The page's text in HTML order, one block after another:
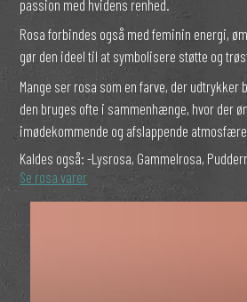
passion med hvidens renhed.
Rosa forbindes også med feminin energi,
gør den ideel til at symbolisere støtte og
Mange ser rosa som en farve, der udtrykker
den bruges ofte i sammenhænge, hvor der
imødekommende og afslappende atmosfære.
Kaldes også:-Lysrosa, Gammelrosa,
Se rosa varer